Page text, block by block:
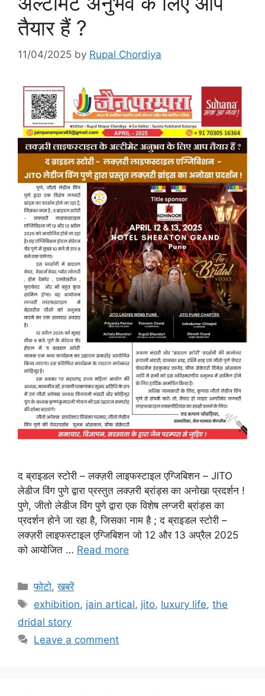
तैयार हैं ?
11/04/2025 by Rupal Chordiya
द ब्राइडल स्टोरी – लक्ज़री लाइफस्टाइल एग्जिबिशन – JITO
लेडीज विंग पुणे द्वारा प्रस्तुत लक्ज़री ब्रांड्स का अनोखा प्रदर्शन !
पुणे, जीतो लेडीज विंग पुणे द्वारा एक विशेष लग्जरी ब्रांड्स का
प्रदर्शन होने जा रहा है, जिसका नाम है ; द ब्राइडल स्टोरी –
लक्ज़री लाइफस्टाइल एग्जिबिशन जो 12 और 13 अप्रैल 2025
को आयोजित … Read more
Categories
फोटो,खबरें
Tags
exhibition, jain artical, jito, luxury life,the
dridal story
Leave a comment